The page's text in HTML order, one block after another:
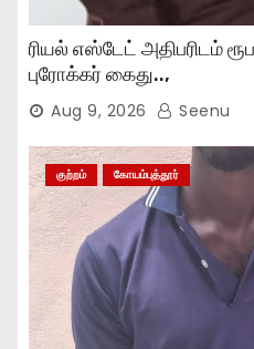
ரியல் எஸ்டேட் அதிபரிடம்
புரோக்கர் கைது..,
Aug 9, 2026 Seenu
குற்றம் கோயம்புத்தூர்